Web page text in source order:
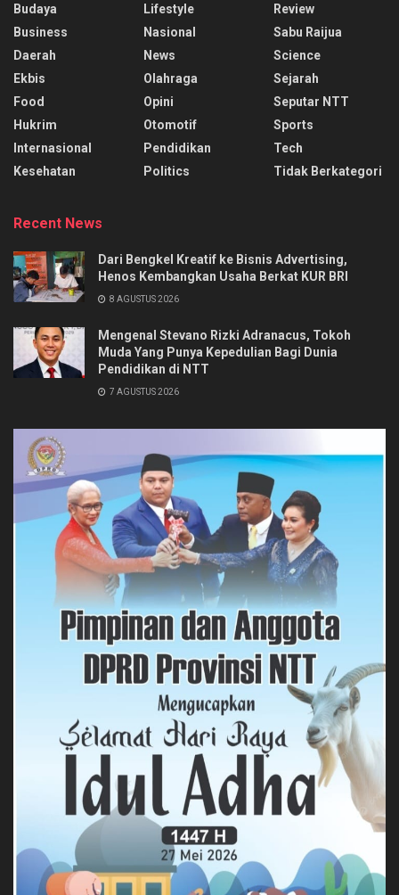
Budaya
Business
Daerah
Ekbis
Food
Hukrim
Internasional
Kesehatan
Lifestyle
Nasional
News
Olahraga
Opini
Otomotif
Pendidikan
Politics
Review
Sabu Raijua
Science
Sejarah
Seputar NTT
Sports
Tech
Tidak Berkategori
Recent News
Dari Bengkel Kreatif ke Bisnis Advertising,
Henos Kembangkan Usaha Berkat KUR BRI
8 AGUSTUS 2026
Mengenal Stevano Rizki Adranacus, Tokoh
Muda Yang Punya Kepedulian Bagi Dunia
Pendidikan di NTT
7 AGUSTUS 2026